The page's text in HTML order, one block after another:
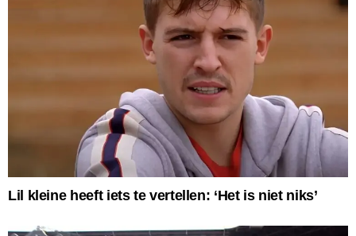
Lil kleine heeft iets te vertellen: ‘Het is niet niks’